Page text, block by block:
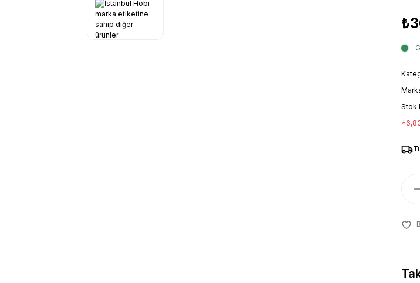
Stok